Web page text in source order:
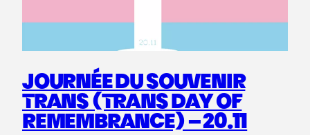
JOURNÉE DU SOUVENIR
TRANS (TRANS DAY OF
REMEMBRANCE) – 20.11